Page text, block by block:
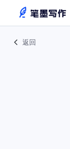
返回